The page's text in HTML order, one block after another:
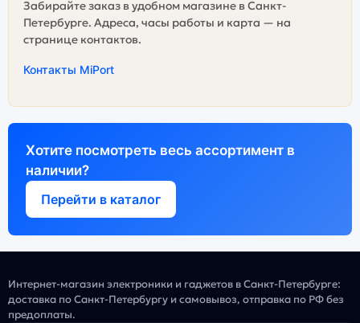
Забирайте заказ в удобном магазине в Санкт-
Петербурге. Адреса, часы работы и карта — на
странице контактов.
Контакты MiPort
Хотите посмотреть весь ассортимент в
наличии?
Перейти в каталог
Интернет-магазин электроники и гаджетов в Санкт-Петербурге:
доставка по Санкт-Петербургу и самовывоз, отправка по РФ без
предоплаты.